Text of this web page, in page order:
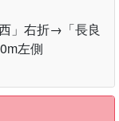
」右折→「長良
左側